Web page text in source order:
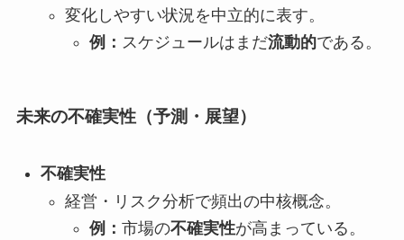
変化しやすい状況を中立的に表す。
例： スケジュールはまだ流動的である。
未来の不確実性（予測・展望）
不確実性
経営・リスク分析で頻出の中核概念。
例： 市場の不確実性が高まっている。